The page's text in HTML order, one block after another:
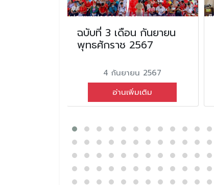
ฉบับที่ 3 เดือน กันยายน
พุทธศักราช 2567
4 กันยายน 2567
อ่านเพิ่มเติม